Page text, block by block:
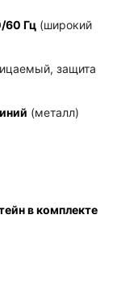
60 Гц (широкий
защита
(металл)
в комплекте